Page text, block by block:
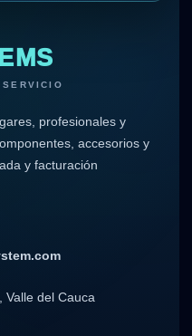
SERVICIO
profesionales y
accesorios y
y facturación
Valle del Cauca